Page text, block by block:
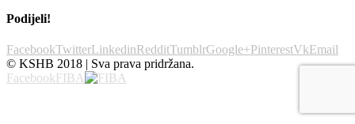
Podijeli!
FacebookTwitterLinkedinRedditTumblrGoogle+PinterestVkEmail
© KSHB 2018 | Sva prava pridržana.
FacebookFIBA